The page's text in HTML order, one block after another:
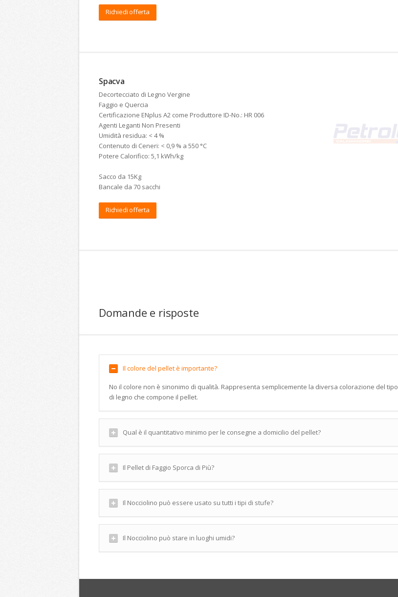
Richiedi offerta
Spacva
Decortecciato di Legno Vergine
Faggio e Quercia
Certificazione ENplus A2 come Produttore ID-No.: HR 006
Agenti Leganti Non Presenti
Umidità residua: < 4 %
Contenuto di Ceneri: < 0,9 % a 550 °C
Potere Calorifico: 5,1 kWh/kg
Sacco da 15Kg
Bancale da 70 sacchi
Richiedi offerta
Domande e risposte
Il colore del pellet è importante?
No il colore non è sinonimo di qualità. Rappresenta semplicemente la diversa colorazione del tipo
di legno che compone il pellet.
Qual è il quantitativo minimo per le consegne a domicilio del pellet?
Il Pellet di Faggio Sporca di Più?
Il Nocciolino può essere usato su tutti i tipi di stufe?
Il Nocciolino può stare in luoghi umidi?